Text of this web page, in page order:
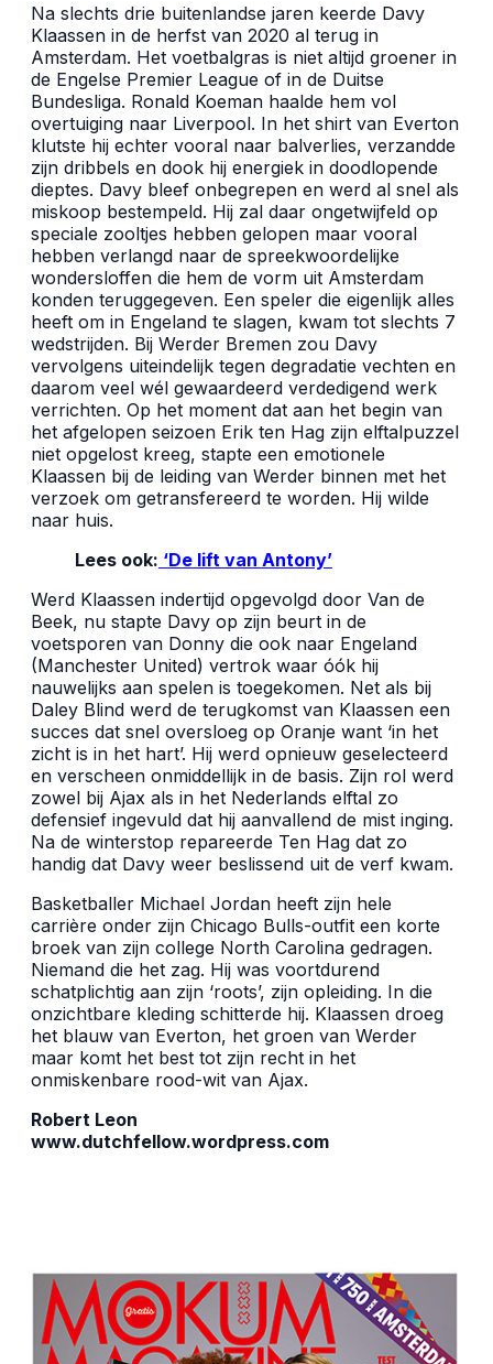
Na slechts drie buitenlandse jaren keerde Davy
Klaassen in de herfst van 2020 al terug in
Amsterdam. Het voetbalgras is niet altijd groener in
de Engelse Premier League of in de Duitse
Bundesliga. Ronald Koeman haalde hem vol
overtuiging naar Liverpool. In het shirt van Everton
klutste hij echter vooral naar balverlies, verzandde
zijn dribbels en dook hij energiek in doodlopende
dieptes. Davy bleef onbegrepen en werd al snel als
miskoop bestempeld. Hij zal daar ongetwijfeld op
speciale zooltjes hebben gelopen maar vooral
hebben verlangd naar de spreekwoordelijke
wondersloffen die hem de vorm uit Amsterdam
konden teruggegeven. Een speler die eigenlijk alles
heeft om in Engeland te slagen, kwam tot slechts 7
wedstrijden. Bij Werder Bremen zou Davy
vervolgens uiteindelijk tegen degradatie vechten en
daarom veel wél gewaardeerd verdedigend werk
verrichten. Op het moment dat aan het begin van
het afgelopen seizoen Erik ten Hag zijn elftalpuzzel
niet opgelost kreeg, stapte een emotionele
Klaassen bij de leiding van Werder binnen met het
verzoek om getransfereerd te worden. Hij wilde
naar huis.
Lees ook: ‘De lift van Antony’
Werd Klaassen indertijd opgevolgd door Van de
Beek, nu stapte Davy op zijn beurt in de
voetsporen van Donny die ook naar Engeland
(Manchester United) vertrok waar óók hij
nauwelijks aan spelen is toegekomen. Net als bij
Daley Blind werd de terugkomst van Klaassen een
succes dat snel oversloeg op Oranje want ‘in het
zicht is in het hart’. Hij werd opnieuw geselecteerd
en verscheen onmiddellijk in de basis. Zijn rol werd
zowel bij Ajax als in het Nederlands elftal zo
defensief ingevuld dat hij aanvallend de mist inging.
Na de winterstop repareerde Ten Hag dat zo
handig dat Davy weer beslissend uit de verf kwam.
Basketballer Michael Jordan heeft zijn hele
carrière onder zijn Chicago Bulls-outfit een korte
broek van zijn college North Carolina gedragen.
Niemand die het zag. Hij was voortdurend
schatplichtig aan zijn ‘roots’, zijn opleiding. In die
onzichtbare kleding schitterde hij. Klaassen droeg
het blauw van Everton, het groen van Werder
maar komt het best tot zijn recht in het
onmiskenbare rood-wit van Ajax.
Robert Leon
www.dutchfellow.wordpress.com